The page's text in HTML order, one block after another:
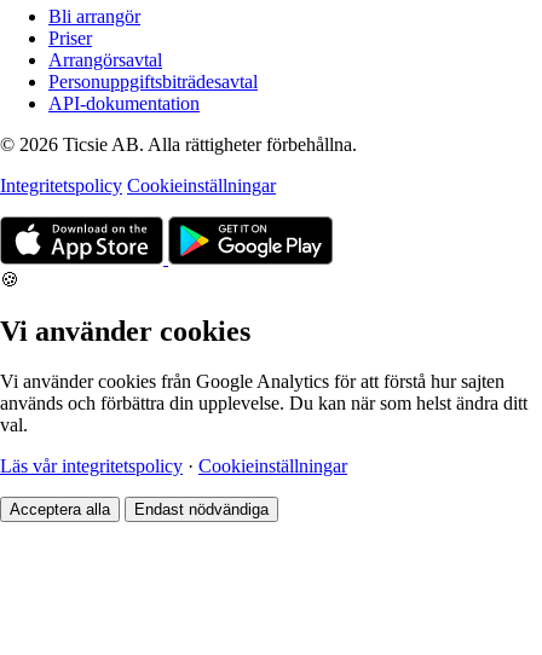
Bli arrangör
Priser
Arrangörsavtal
Personuppgiftsbiträdesavtal
API-dokumentation
© 2026 Ticsie AB. Alla rättigheter förbehållna.
Integritetspolicy Cookieinställningar
🍪
Vi använder cookies
Vi använder cookies från Google Analytics för att förstå hur sajten
används och förbättra din upplevelse. Du kan när som helst ändra ditt
val.
Läs vår integritetspolicy · Cookieinställningar
Acceptera alla Endast nödvändiga